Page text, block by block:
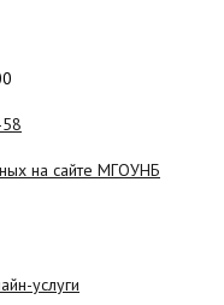
на сайте МГОУНБ
услуги